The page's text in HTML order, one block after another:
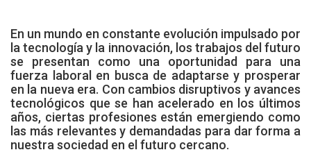
En un mundo en constante evolución impulsado por
la tecnología y la innovación, los trabajos del futuro
se presentan como una oportunidad para una
fuerza laboral en busca de adaptarse y prosperar
en la nueva era. Con cambios disruptivos y avances
tecnológicos que se han acelerado en los últimos
años, ciertas profesiones están emergiendo como
las más relevantes y demandadas para dar forma a
nuestra sociedad en el futuro cercano.